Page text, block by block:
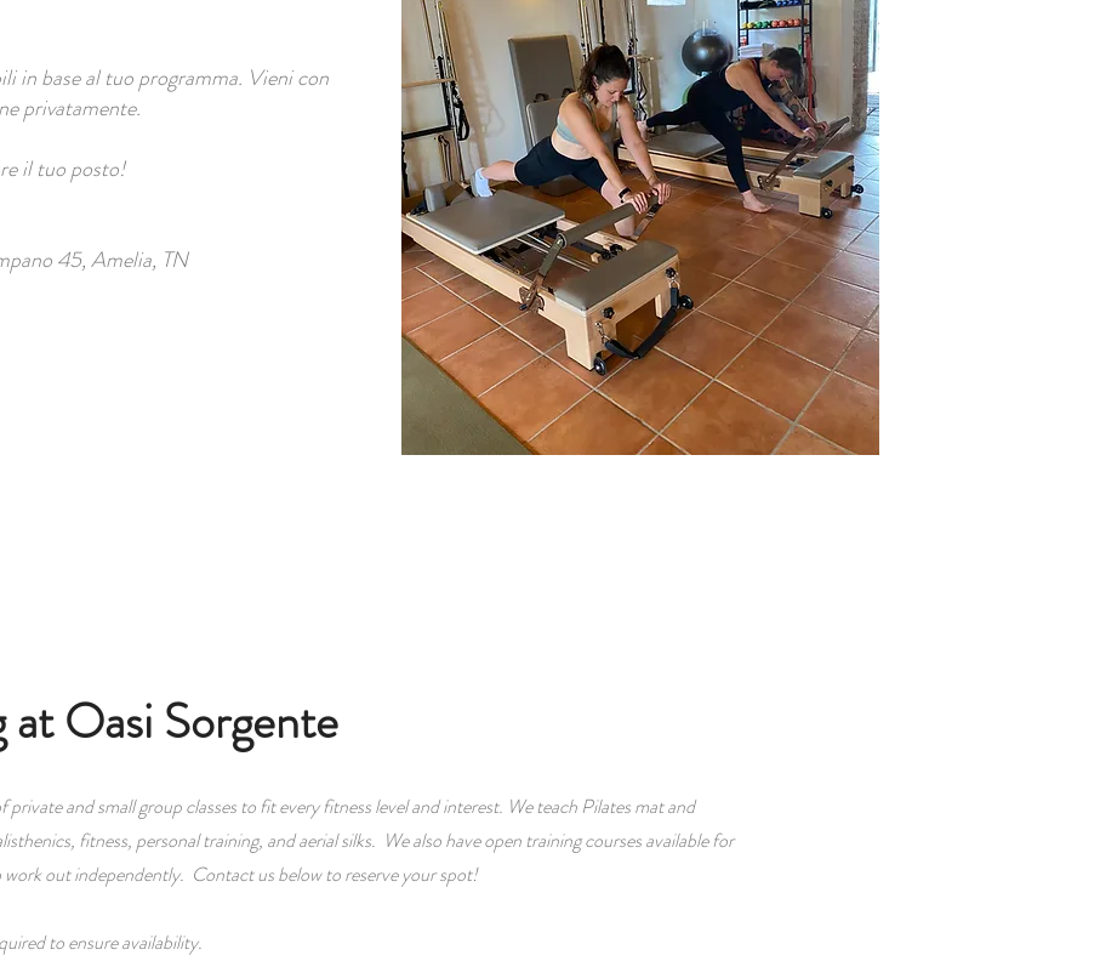
in base al tuo programma. Vieni con
privatamente.
il tuo posto!
45, Amelia, TN
at Oasi Sorgente
private and small group classes to fit every fitness level and interest. We teach Pilates mat and
fitness, personal training, and aerial silks. We also have open training courses available for
out independently. Contact us below to reserve your spot!
to ensure availability.